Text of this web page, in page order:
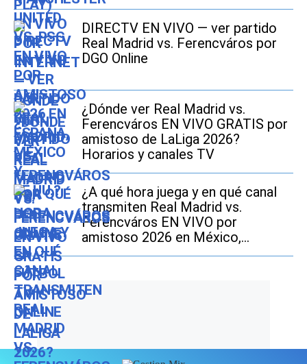
DIRECTV EN VIVO — ver partido
Real Madrid vs. Ferencváros por
DGO Online
¿Dónde ver Real Madrid vs.
Ferencváros EN VIVO GRATIS por
amistoso de LaLiga 2026?
Horarios y canales TV
¿A qué hora juega y en qué canal
transmiten Real Madrid vs.
Ferencváros EN VIVO por
amistoso 2026 en México,
Estados Unidos y España?